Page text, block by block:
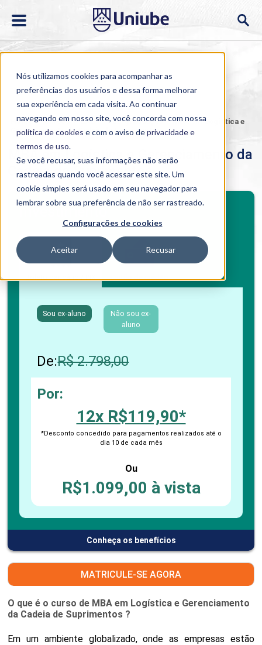
Nós utilizamos cookies para acompanhar as
preferências dos usuários e dessa forma melhorar
sua experiência em cada visita. Ao continuar
navegando em nosso site, você concorda com nossa
política de cookies e com o aviso deprivacidade e
termos de uso.
Se você recusar, suas informações não serão
rastreadas quando você acessar este site. Um
cookie simples será usado em seu navegador para
lembrar sobre sua preferência de não ser rastreado.
Configurações de cookies
Aceitar Recusar
Home > Cursos > EAD > Pós-graduação >MBA em Logística e
Gerenciamento da Cadeia de Suprimentos
MBA em Logística e Gerenciamento da
Cadeia de Suprimentos
Investimento
Boleto bancário / PIX Cartão de crédito
Sou ex-aluno
Não sou ex-
aluno
De:R$ 2.798,00
Por:
12x R$119,90*
*Desconto concedido para pagamentos realizados até o
dia 10 de cada mês
Ou
R$1.099,00 à vista
Conheça os benefícios
BENEFÍCIOS
Benefícios pós-graduação
MATRICULE-SE AGORA
O que é o curso de MBA em Logística e Gerenciamento
da Cadeia de Suprimentos ?
Em um ambiente globalizado, onde as empresas estão